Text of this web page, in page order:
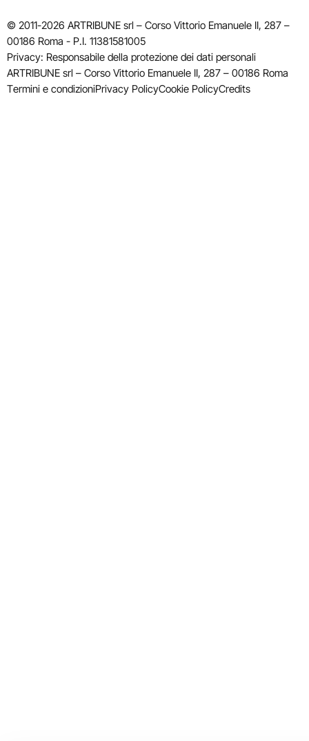
© 2011-2026 ARTRIBUNE srl – Corso Vittorio Emanuele II, 287 –
00186 Roma - P.I. 11381581005
Privacy: Responsabile della protezione dei dati personali
ARTRIBUNE srl – Corso Vittorio Emanuele II, 287 – 00186 Roma
Termini e condizioniPrivacy PolicyCookie PolicyCredits